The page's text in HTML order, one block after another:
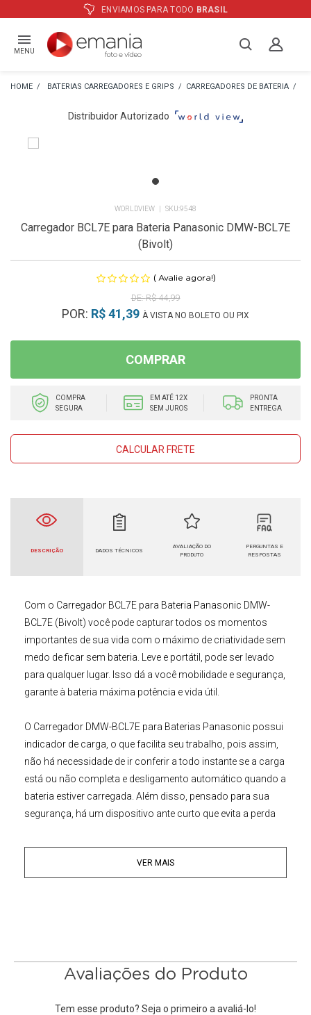
ATÉ12XE PREÇO ESPECIAL
MENU
BATERIAS CARREGADORES E GRIPS CARREGADORES DE BATERIA
Distribuidor Autorizado
WORLDVIEW 9548
Carregador BCL7E para Bateria Panasonic DMW-BCL7E
(Bivolt)
( Avalie agora!)
R$ 44,99
POR: R$ 41,39 À VISTA NO BOLETO OU PIX
COMPRAR
COMPRA
SEGURA
EM ATÉ 12X
SEM JUROS
PRONTA
ENTREGA
CALCULAR FRETE
DESCRIÇÃO DADOS TÉCNICOS
AVALIAÇÃO DO
PRODUTO
PERGUNTAS E
RESPOSTAS
Com o Carregador BCL7E para Bateria Panasonic DMW-
BCL7E (Bivolt) você pode capturar todos os momentos
importantes de sua vida com o máximo de criatividade sem
medo de ficar sem bateria. Leve e portátil, pode ser levado
para qualquer lugar. Isso dá a você mobilidade e segurança,
garante à bateria máxima potência e vida útil.
O Carregador DMW-BCL7E para Baterias Panasonic possui
indicador de carga, o que facilita seu trabalho, pois assim,
não há necessidade de ir conferir a todo instante se a carga
está ou não completa e desligamento automático quando a
bateria estiver carregada. Além disso, pensado para sua
segurança, há um dispositivo ante curto que evita a perda
Principais Características:
DMW-BCL7E, DMW-BCL7PP
VER MAIS
Avaliações do Produto
Tem esse produto? Seja o primeiro a avaliá-lo!